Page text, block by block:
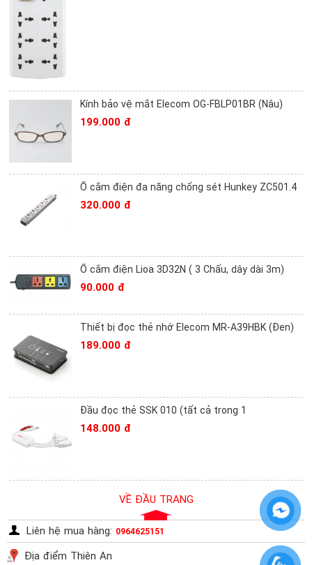
Kính bảo vệ mắt Elecom OG-FBLP01BR (Nâu)
199.000 đ
Ổ cắm điện đa năng chống sét Hunkey ZC501.4
320.000 đ
Ổ cắm điện Lioa 3D32N ( 3 Chấu, dây dài 3m)
90.000 đ
Thiết bị đọc thẻ nhớ Elecom MR-A39HBK (Đen)
189.000 đ
Đầu đọc thẻ SSK 010 (tất cả trong 1
148.000 đ
VỀ ĐẦU TRANG
Liên hệ mua hàng: 0964625151
Địa điểm Thiên An